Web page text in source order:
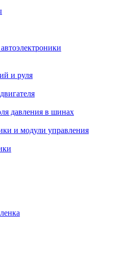
и руля
давления в шинах
и модули управления